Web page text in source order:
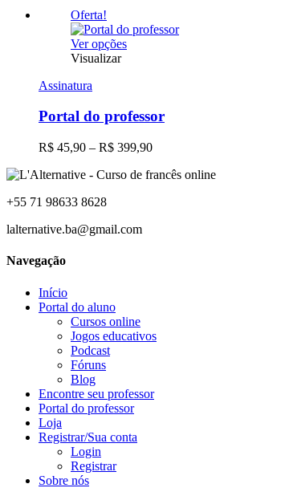
Oferta!
Ver opçõesEste
As
podem
escolhidas
produto
Visualizar
Assinatura
Portal do professor
R$ 45,90 – R$ 399,90Faixa
preço:
+55 71 98633 8628
lalternative.ba@gmail.com
Navegação
Início
Portal do aluno
Cursos online
Jogos educativos
Podcast
Fóruns
Blog
Encontre seu professor
Portal do professor
Loja
Registrar/Sua conta
Login
Registrar
Sobre nós